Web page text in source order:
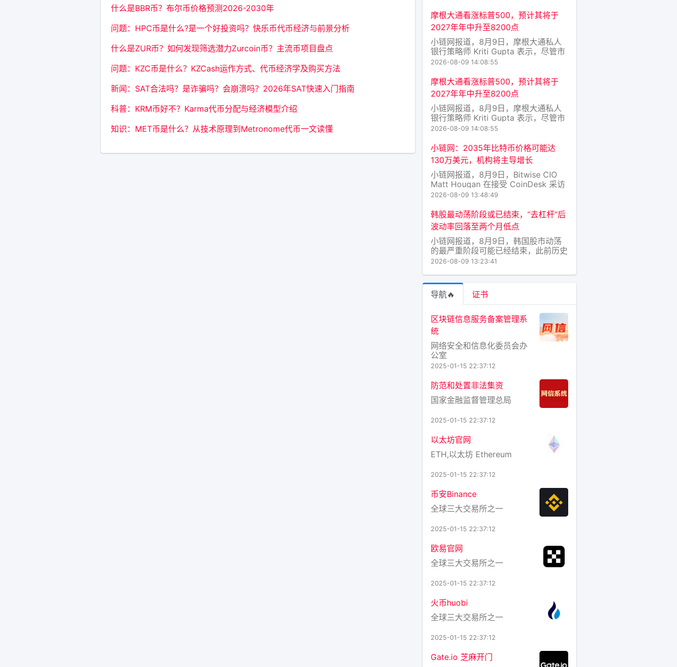
什么是BBR币？布尔币价格预测2026-2030年
问题：HPC币是什么?是一个好投资吗？快乐币代币经济与前景分析
什么是ZUR币？如何发现筛选潜力Zurcoin币？主流币项目盘点
问题：KZC币是什么？KZCash运作方式、代币经济学及购买方法
新闻：SAT合法吗？是诈骗吗？会崩溃吗？2026年SAT快速入门指南
科普：KRM币好不？Karma代币分配与经济模型介绍
知识：MET币是什么？从技术原理到Metronome代币一文读懂
预计为0.2%，年率预计为2.5%，为2
月以来的最小同比涨幅。在周五疲软的
7月非农就业报告出炉后，通胀增速放
缓可能
摩根大通看涨标普500，预计其将于
2027年年中升至8200点
小链网报道，8月9日，摩根大通私人
银行策略师 Kriti Gupta 表示，尽管市
场面临通胀回升和利率压力，标普
在 2027 年年中达到约 8200 点。
Gupta 建议关注美国成长股，例如微
软和亚马逊，其表示美国
2026-08-09 14:08:55
摩根大通看涨标普500，预计其将于
2027年年中升至8200点
小链网报道，8月9日，摩根大通私人
银行策略师 Kriti Gupta 表示，尽管市
场面临通胀回升和利率压力，标普
在 2027 年年中达到约 8200 点。
Gupta 建议关注美国成长股，例如微
软和亚马逊，其表示美国
2026-08-09 14:08:55
小链网：2035年比特币价格可能达
130万美元，机构将主导增长
小链网报道，8月9日，Bitwise CIO
Matt Hougan 在接受 CoinDesk 采访
时表示，到 2035 年比特币价格可能
资金大规模流入。 Hougan 指出全球
机构管理 100-200 万亿美元资产
2026-08-09 13:48:49
韩股最动荡阶段或已结束，“去杠杆”后
波动率回落至两个月低点
小链网报道，8月9日，韩国股市动荡
的最严重阶段可能已经结束，此前历史
性抛售已清除了杠杆头寸，监管限制也
的低点，此前6月份曾达到历史高点。
这一稳定局面得益于强制清算，有助于
减少未偿保证金债务
2026-08-09 13:23:41
导航🔥 证书
区块链信息服务备案管理系
统
网络安全和信息化委员会办
公室
2025-01-15 22:37:12
防范和处置非法集资
国家金融监督管理总局
2025-01-15 22:37:12
以太坊官网
ETH,以太坊 Ethereum
2025-01-15 22:37:12
币安Binance
全球三大交易所之一
2025-01-15 22:37:12
欧易官网
全球三大交易所之一
2025-01-15 22:37:12
火币huobi
全球三大交易所之一
2025-01-15 22:37:12
Gate.io 芝麻开门